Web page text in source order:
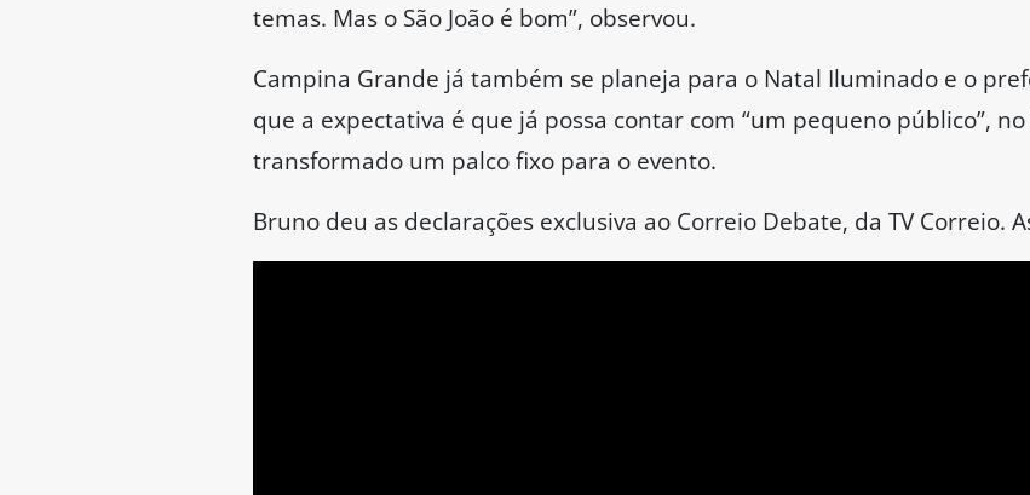
temas. Mas o São João é bom”, observou.
Campina Grande já também se planeja para o Natal Iluminado e o
que a expectativa é que já possa contar com “um pequeno público”,
transformado um palco fixo para o evento.
Bruno deu as declarações exclusiva ao Correio Debate, da TV Correio.